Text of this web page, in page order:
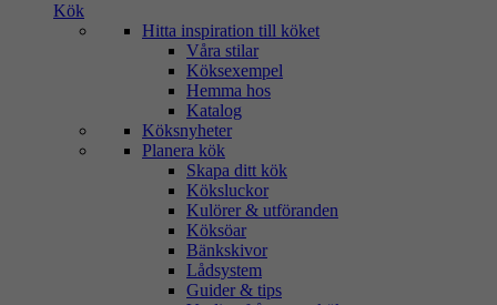
Kök
Hitta inspiration till köket
Våra stilar
Köksexempel
Hemma hos
Katalog
Köksnyheter
Planera kök
Skapa ditt kök
Köksluckor
Kulörer & utföranden
Köksöar
Bänkskivor
Lådsystem
Guider & tips